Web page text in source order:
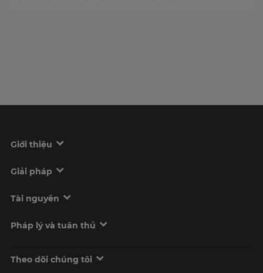
Giới thiệu
Giải pháp
Tài nguyên
Pháp lý và tuân thủ
Theo dõi chúng tôi